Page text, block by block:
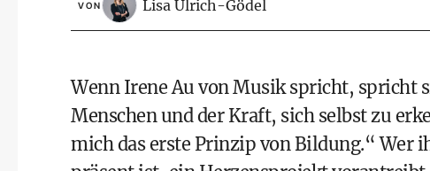
VON Lisa Ulrich-Gödel
Wenn Irene Au von Musik spricht, spricht
Menschen und der Kraft, sich selbst zu
mich das erste Prinzip von Bildung.“ Wer